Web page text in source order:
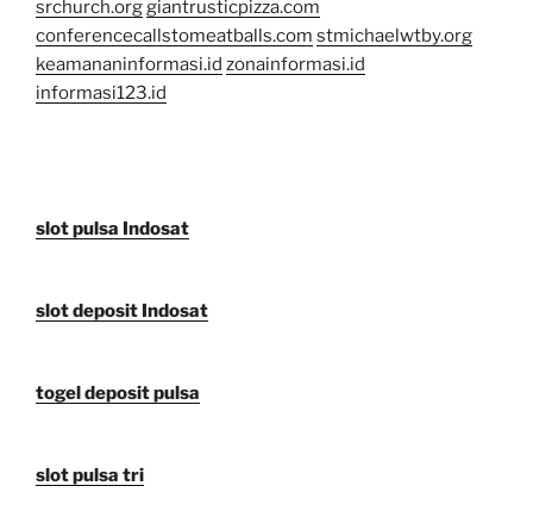
srchurch.orggiantrusticpizza.com
conferencecallstomeatballs.com stmichaelwtby.org
keamananinformasi.id zonainformasi.id
informasi123.id
slot pulsa Indosat
slot deposit Indosat
togel deposit pulsa
slot pulsa tri